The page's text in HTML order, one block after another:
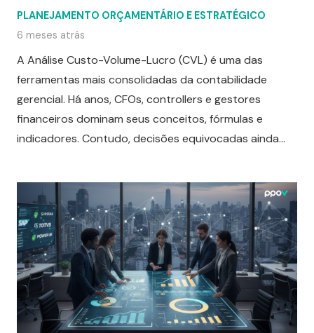
PLANEJAMENTO ORÇAMENTÁRIO E ESTRATÉGICO
6 meses atrás
A Análise Custo-Volume-Lucro (CVL) é uma das
ferramentas mais consolidadas da contabilidade
gerencial. Há anos, CFOs, controllers e gestores
financeiros dominam seus conceitos, fórmulas e
indicadores. Contudo, decisões equivocadas ainda…